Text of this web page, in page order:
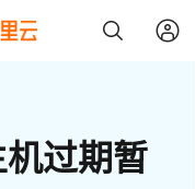
过期暂